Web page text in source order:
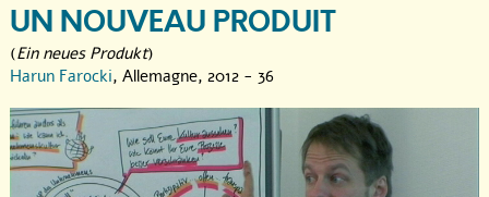
UN NOUVEAU PRODUIT
(Ein neues Produkt)
Harun Farocki, Allemagne, 2012 - 36